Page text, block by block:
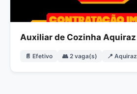
Auxiliar de Cozinha Aquiraz
📄 Efetivo 👥 2 vaga(s) 📍 Aquiraz